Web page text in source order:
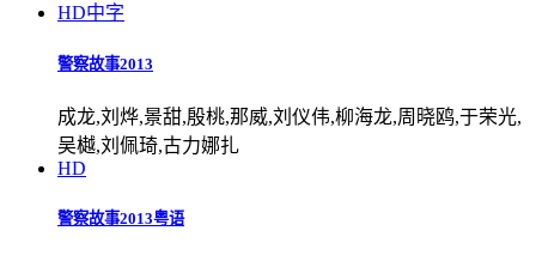
HD中字
警察故事2013
成龙,刘烨,景甜,殷桃,那威,刘仪伟,柳海龙,周晓鸥,于荣光,
吴樾,刘佩琦,古力娜扎
HD
警察故事2013粤语